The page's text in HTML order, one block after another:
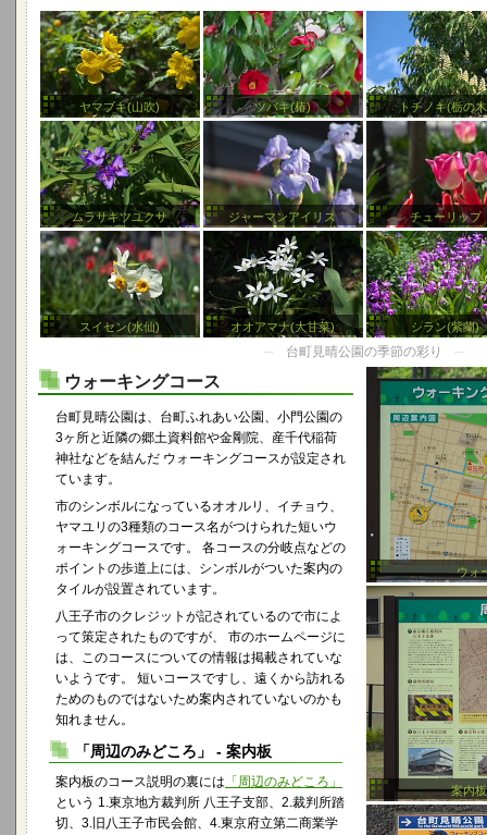
─ 台町見晴公園の季節の彩り ─
ヤマブキ(山吹) ツバキ(椿) トチノキ(栃の
ムラサキツユクサ ジャーマンアイリス チューリップ
スイセン(水仙) オオアマナ(大甘菜) シラン(紫蘭)
ウォーキングコース
台町見晴公園は、台町ふれあい公園、小門公園の
3ヶ所と近隣の郷土資料館や金剛院、産千代稲荷
神社などを結んだ ウォーキングコースが設定され
ています。
市のシンボルになっているオオルリ、イチョウ、
ヤマユリの3種類のコース名がつけられた短いウ
ォーキングコースです。 各コースの分岐点などの
ポイントの歩道上には、シンボルがついた案内の
タイルが設置されています。
八王子市のクレジットが記されているので市によ
って策定されたものですが、 市のホームページに
は、このコースについての情報は掲載されていな
いようです。 短いコースですし、遠くから訪れる
ためのものではないため案内されていないのかも
知れません。
「周辺のみどころ」 - 案内板
案内板のコース説明の裏には 「周辺のみどころ」
という 1.東京地方裁判所 八王子支部、2.裁判所踏
切、3.旧八王子市民会館、4.東京府立第二商業学
ウォ
案内